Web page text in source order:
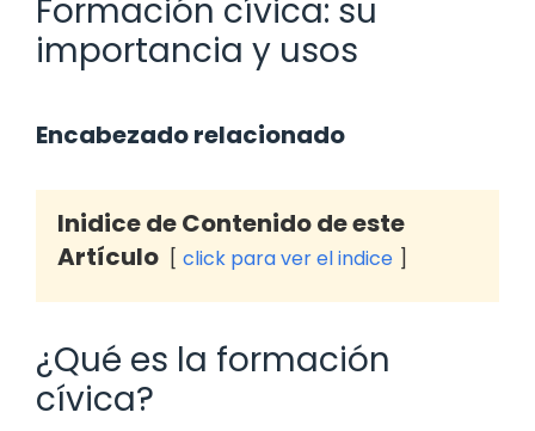
Formación cívica: su
importancia y usos
Encabezado relacionado
Inidice de Contenido de este
Artículo
click para ver el indice
¿Qué es la formación
cívica?